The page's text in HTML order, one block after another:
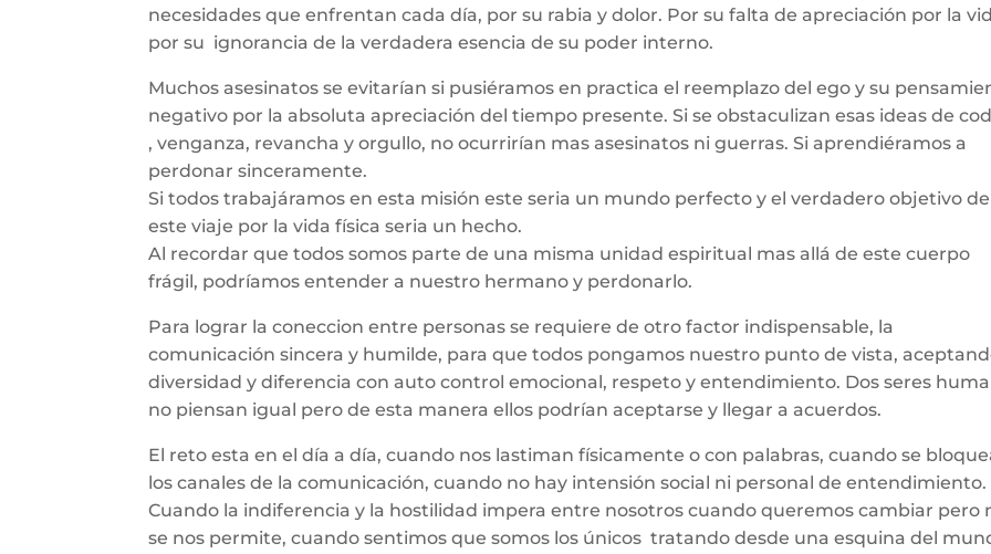
necesidades que enfrentan cada día, por su rabia y dolor. Por su falta de apreciación por la
por su ignorancia de la verdadera esencia de su poder interno.
Muchos asesinatos se evitarían si pusiéramos en practica el reemplazo del ego y su
negativo por la absoluta apreciación del tiempo presente. Si se obstaculizan esas ideas de
, venganza, revancha y orgullo, no ocurrirían mas asesinatos ni guerras. Si aprendiéramos a
perdonar sinceramente.
Si todos trabajáramos en esta misión este seria un mundo perfecto y el verdadero objetivo de
este viaje por la vida física seria un hecho.
Al recordar que todos somos parte de una misma unidad espiritual mas allá de este cuerpo
frágil, podríamos entender a nuestro hermano y perdonarlo.
Para lograr la coneccion entre personas se requiere de otro factor indispensable, la
comunicación sincera y humilde, para que todos pongamos nuestro punto de vista,
diversidad y diferencia con auto control emocional, respeto y entendimiento. Dos seres
no piensan igual pero de esta manera ellos podrían aceptarse y llegar a acuerdos.
El reto esta en el día a día, cuando nos lastiman físicamente o con palabras, cuando se
los canales de la comunicación, cuando no hay intensión social ni personal de entendimiento.
Cuando la indiferencia y la hostilidad impera entre nosotros cuando queremos cambiar pero
se nos permite, cuando sentimos que somos los únicos tratando desde una esquina del